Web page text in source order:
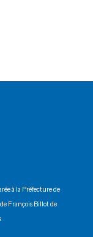
à la Préfecture de
François Billot de